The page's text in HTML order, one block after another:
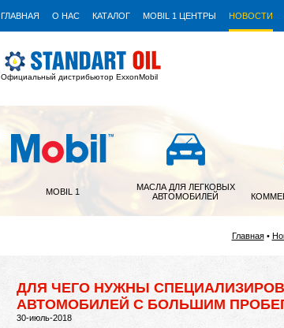
ГЛАВНАЯ О НАС КАТАЛОГ MOBIL 1 ЦЕНТРЫ НОВОСТИ
Официальный дистрибьютор ExxonMobil
MOBIL 1
МАСЛА ДЛЯ ЛЕГКОВЫХ
АВТОМОБИЛЕЙ
Главная
ДЛЯ ЧЕГО НУЖНЫ
АВТОМОБИЛЕЙ С БОЛЬШИМ
30-июль-2018